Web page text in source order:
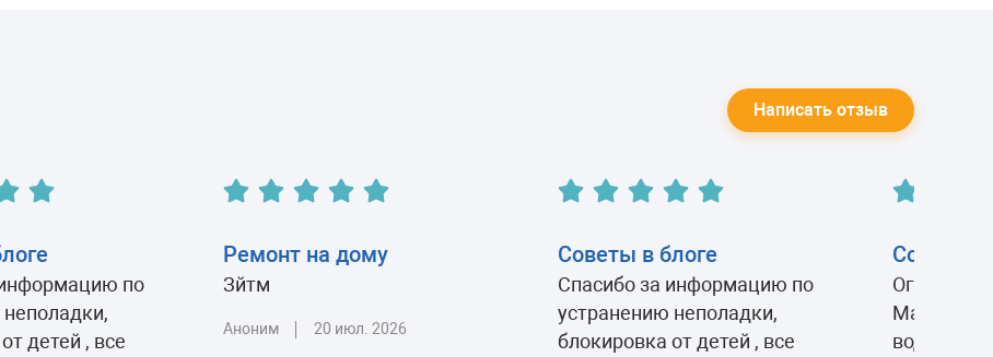
Написать отзыв
по
детей , все
Ремонт на дому
Зйтм
Аноним 20 июл. 2026
Советы в блоге
Спасибо за информацию по
устранению неполадки,
блокировка от детей , все
Советы в
Огромное
воду,